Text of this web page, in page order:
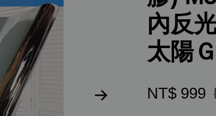
內反
太陽
NT$ 999